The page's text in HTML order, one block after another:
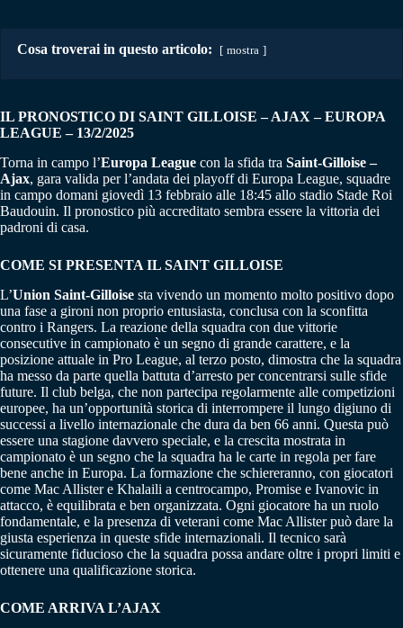
Cosa troverai in questo articolo: mostra
IL PRONOSTICO DI SAINT GILLOISE – AJAX – EUROPA
LEAGUE – 13/2/2025
Torna in campo l’Europa League con la sfida tra Saint-Gilloise –
Ajax, gara valida per l’andata dei playoff di Europa League, squadre
in campo domani giovedì 13 febbraio alle 18:45 allo stadio Stade Roi
Baudouin. Il pronostico più accreditato sembra essere la vittoria dei
padroni di casa.
COME SI PRESENTA IL SAINT GILLOISE
L’Union Saint-Gilloise sta vivendo un momento molto positivo dopo
una fase a gironi non proprio entusiasta, conclusa con la sconfitta
contro i Rangers. La reazione della squadra con due vittorie
consecutive in campionato è un segno di grande carattere, e la
posizione attuale in Pro League, al terzo posto, dimostra che la squadra
ha messo da parte quella battuta d’arresto per concentrarsi sulle sfide
future. Il club belga, che non partecipa regolarmente alle competizioni
europee, ha un’opportunità storica di interrompere il lungo digiuno di
successi a livello internazionale che dura da ben 66 anni. Questa può
essere una stagione davvero speciale, e la crescita mostrata in
campionato è un segno che la squadra ha le carte in regola per fare
bene anche in Europa. La formazione che schiereranno, con giocatori
come Mac Allister e Khalaili a centrocampo, Promise e Ivanovic in
attacco, è equilibrata e ben organizzata. Ogni giocatore ha un ruolo
fondamentale, e la presenza di veterani come Mac Allister può dare la
giusta esperienza in queste sfide internazionali. Il tecnico sarà
sicuramente fiducioso che la squadra possa andare oltre i propri limiti e
ottenere una qualificazione storica.
COME ARRIVA L’AJAX